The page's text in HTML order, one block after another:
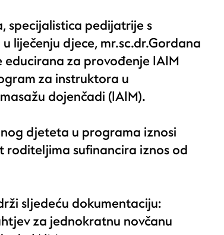
specijalistica pedijatrije s
liječenju djece, mr.sc.dr.Gordana
educirana za provođenje IAIM
za instruktora u
dojenčadi (IAIM).
djeteta u programa iznosi
roditeljima sufinancira iznos od
sljedeću dokumentaciju:
za jednokratnu novčanu